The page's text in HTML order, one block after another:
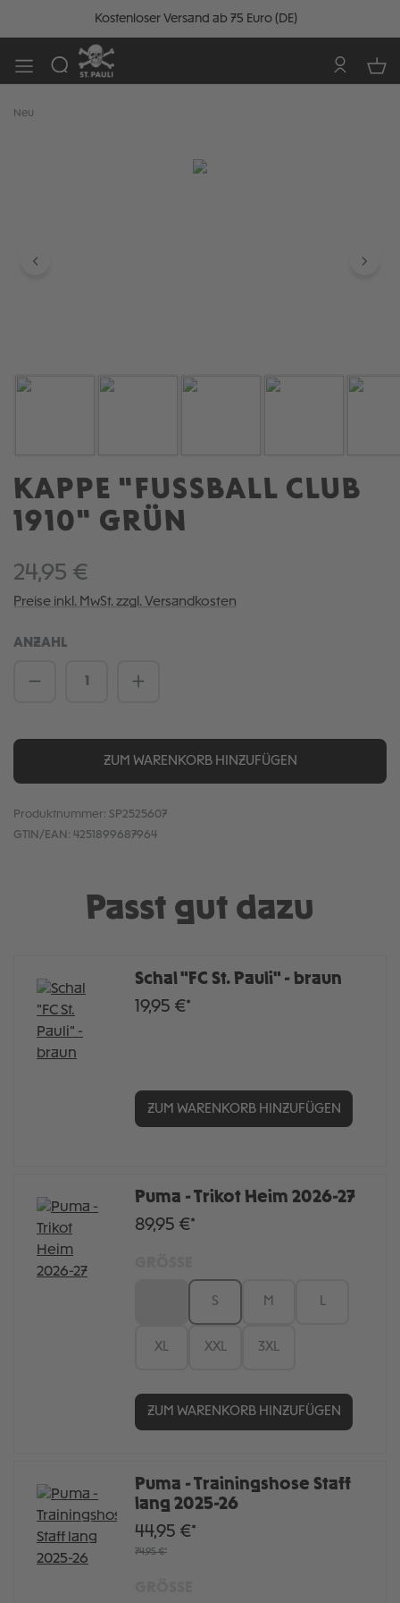
Kostenloser Versand ab 75 Euro (DE)
Neu
KAPPE "FUSSBALL CLUB
1910" GRÜN
24,95 €
Preise inkl. MwSt. zzgl. Versandkosten
ANZAHL
Produkt Anzahl: Gib den gewünschten
ZUM WARENKORB HINZUFÜGEN
Produktnummer: SP2525607
GTIN/EAN: 4251899687964
Passt gut dazu
Schal "FC St. Pauli" - braun
19,95 €*
ZUM WARENKORB HINZUFÜGEN
Puma - Trikot Heim 2026-27
89,95 €*
S M L
XL XXL 3XL
ZUM WARENKORB HINZUFÜGEN
Puma - Trainingshose Staff
lang 2025-26
44,95 €*
74,95 €*